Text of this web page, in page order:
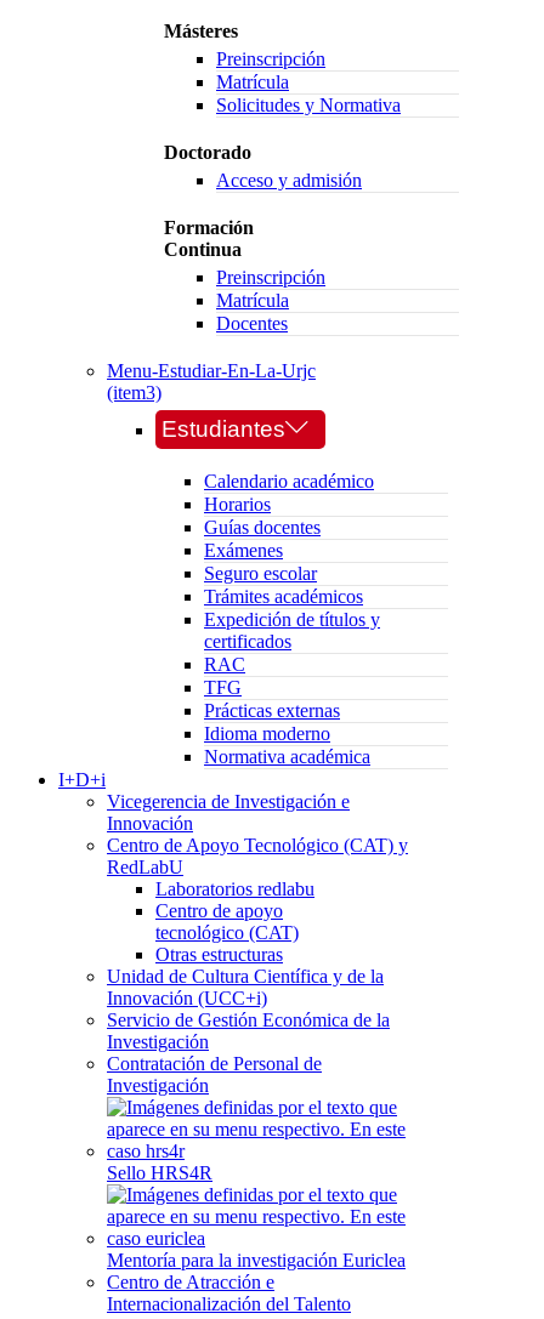
Másteres
Preinscripción
Matrícula
Solicitudes y Normativa
Doctorado
Acceso y admisión
Formación
Continua
Preinscripción
Matrícula
Docentes
Menu-Estudiar-En-La-Urjc
(item3)
Estudiantes
Calendario académico
Horarios
Guías docentes
Exámenes
Seguro escolar
Trámites académicos
Expedición de títulos y
certificados
RAC
TFG
Prácticas externas
Idioma moderno
Normativa académica
I+D+i
Vicegerencia de Investigación e
Innovación
Centro de Apoyo Tecnológico (CAT) y
RedLabU
Laboratorios redlabu
Centro de apoyo
tecnológico (CAT)
Otras estructuras
Unidad de Cultura Científica y de la
Innovación (UCC+i)
Servicio de Gestión Económica de la
Investigación
Contratación de Personal de
Investigación
Sello HRS4R
Mentoría para la investigación Euriclea
Centro de Atracción e
Internacionalización del Talento